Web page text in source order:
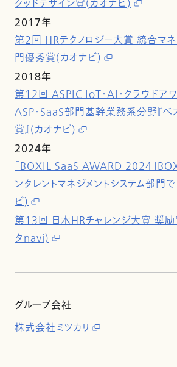
グッドデザイン賞(カオナビ)
2017年
第2回 HRテクノロジー大賞 統合マネ
門優秀賞(カオナビ)
2018年
第12回 ASPIC IoT・AI・クラウドア
ASP・SaaS部門基幹業務系分野『ベ
賞』(カオナビ)
2024年
「BOXIL SaaS AWARD 2024」
ンタレントマネジメントシステム部門
ビ)
第13回 日本HRチャレンジ大賞 奨
タnavi)
グループ会社
株式会社ミツカリ